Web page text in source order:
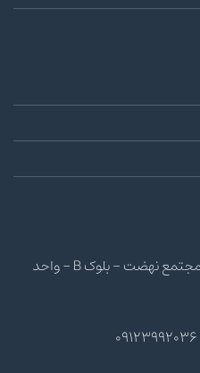
آدرس : سمنان - چهار راه ورزش - مجتمع نهضت - بلوک B - واحد